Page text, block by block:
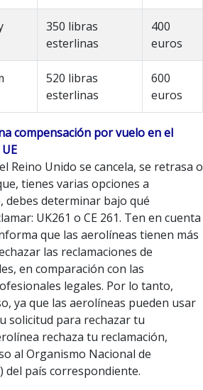
350 libras
esterlinas
400
euros
520 libras
esterlinas
600
euros
compensación por vuelo en el
Reino Unido se cancela, se retrasa o
tienes varias opciones a
debes determinar bajo qué
UK261 o CE 261. Ten en cuenta
que las aerolíneas tienen más
las reclamaciones de
en comparación con las
legales. Por lo tanto,
ya que las aerolíneas pueden usar
solicitud para rechazar tu
rechaza tu reclamación,
al Organismo Nacional de
del país correspondiente.